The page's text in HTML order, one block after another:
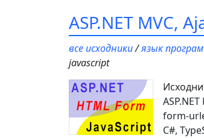
ASP.NET MVC,
все исходники/язык
javascript
form-
C#,